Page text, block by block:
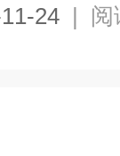
24 | 阅